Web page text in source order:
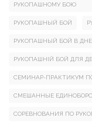
РУКОПАШНОМУ БОЮ
РУКОПАШНЫЙ БОЙ
РУКОПАШНЫЙ БОЙ В
РУКОПАШНІЙ БОЙ ДЛЯ
СЕМИНАР-ПРАКТИКУМ
СМЕШАННЫЕ
СОРЕВНОВАНИЯ ПО